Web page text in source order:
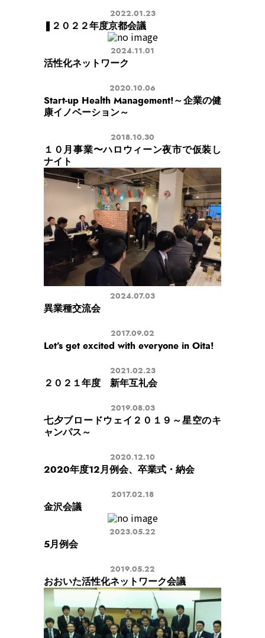
2022.01.23
❚２０２２年度京都会議
2024.11.01
活性化ネットワーク
2020.10.06
Start-up Health Management!～企業の健
康イノベーション～
2018.10.30
１０月事業〜ハロウィーン夜市で仮装し
ナイト
2024.07.03
異業種交流会
2017.09.02
Let’s get excited with everyone in Oita!
2021.02.23
２０２１年度 新年互礼会
2019.08.03
七夕ブロードウェイ２０１９～星空のキ
ャンパス～
2020.12.10
2020年度12月例会、卒業式・納会
2017.02.18
金沢会議
2023.05.22
5月例会
2019.05.22
おおいた活性化ネットワーク会議